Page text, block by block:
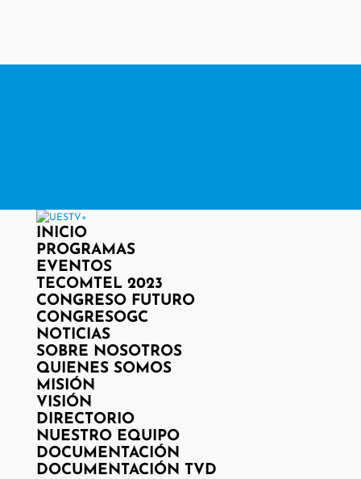
INICIO
PROGRAMAS
EVENTOS
TECOMTEL 2023
CONGRESO FUTURO
CONGRESOGC
NOTICIAS
SOBRE NOSOTROS
QUIENES SOMOS
MISIÓN
VISIÓN
DIRECTORIO
NUESTRO EQUIPO
DOCUMENTACIÓN
DOCUMENTACIÓN TVD